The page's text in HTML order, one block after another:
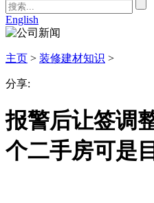
English
主页 > 装修建材知识 >
分享:
报警后让签调
个二手房可是